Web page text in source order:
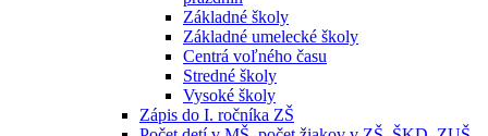
Základné školy
Základné umelecké školy
Centrá voľného času
Stredné školy
Vysoké školy
Zápis do I. ročníka ZŠ